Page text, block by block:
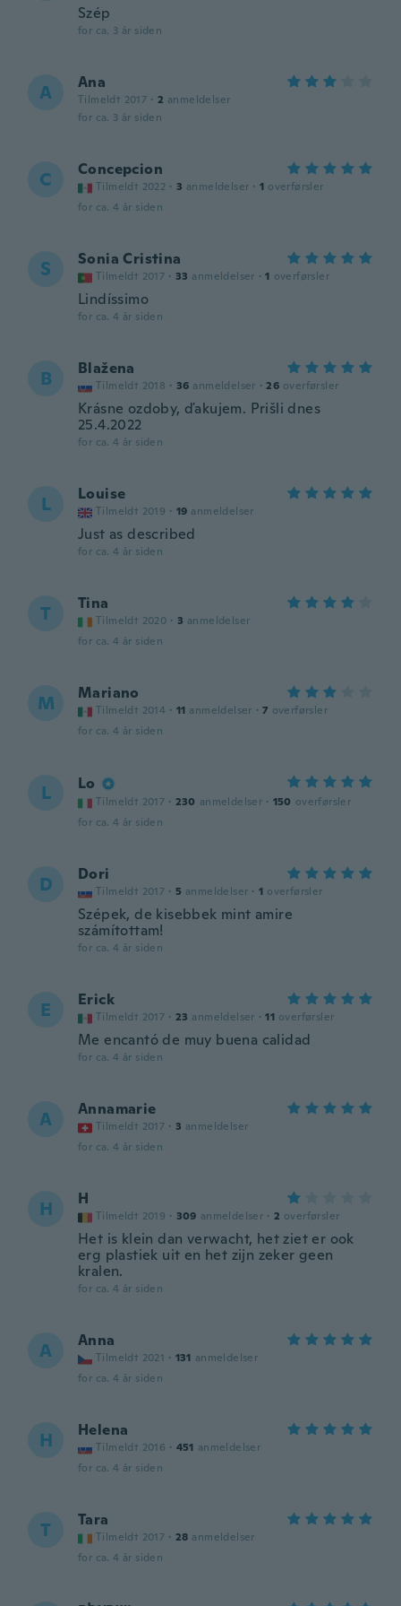
Szép
for ca. 3 år siden
A Ana
Tilmeldt 2017 · 2 anmeldelser
for ca. 3 år siden
C Concepcion
Tilmeldt 2022 · 3 anmeldelser · 1 overførsler
for ca. 4 år siden
S Sonia Cristina
Tilmeldt 2017 · 33 anmeldelser · 1 overførsler
Lindíssimo
for ca. 4 år siden
B Blažena
Tilmeldt 2018 · 36 anmeldelser · 26 overførsler
Krásne ozdoby, ďakujem. Prišli dnes
25.4.2022
for ca. 4 år siden
L Louise
Tilmeldt 2019 · 19 anmeldelser
Just as described
for ca. 4 år siden
T Tina
Tilmeldt 2020 · 3 anmeldelser
for ca. 4 år siden
M Mariano
Tilmeldt 2014 · 11 anmeldelser · 7 overførsler
for ca. 4 år siden
L Lo
Tilmeldt 2017 · 230 anmeldelser · 150 overførsler
for ca. 4 år siden
D Dori
Tilmeldt 2017 · 5 anmeldelser · 1 overførsler
Szépek, de kisebbek mint amire
számítottam!
for ca. 4 år siden
E Erick
Tilmeldt 2017 · 23 anmeldelser · 11 overførsler
Me encantó de muy buena calidad
for ca. 4 år siden
A Annamarie
Tilmeldt 2017 · 3 anmeldelser
for ca. 4 år siden
H H
Tilmeldt 2019 · 309 anmeldelser · 2 overførsler
Het is klein dan verwacht, het ziet er ook
erg plastiek uit en het zijn zeker geen
kralen.
for ca. 4 år siden
A Anna
Tilmeldt 2021 · 131 anmeldelser
for ca. 4 år siden
H Helena
Tilmeldt 2016 · 451 anmeldelser
for ca. 4 år siden
T Tara
Tilmeldt 2017 · 28 anmeldelser
for ca. 4 år siden